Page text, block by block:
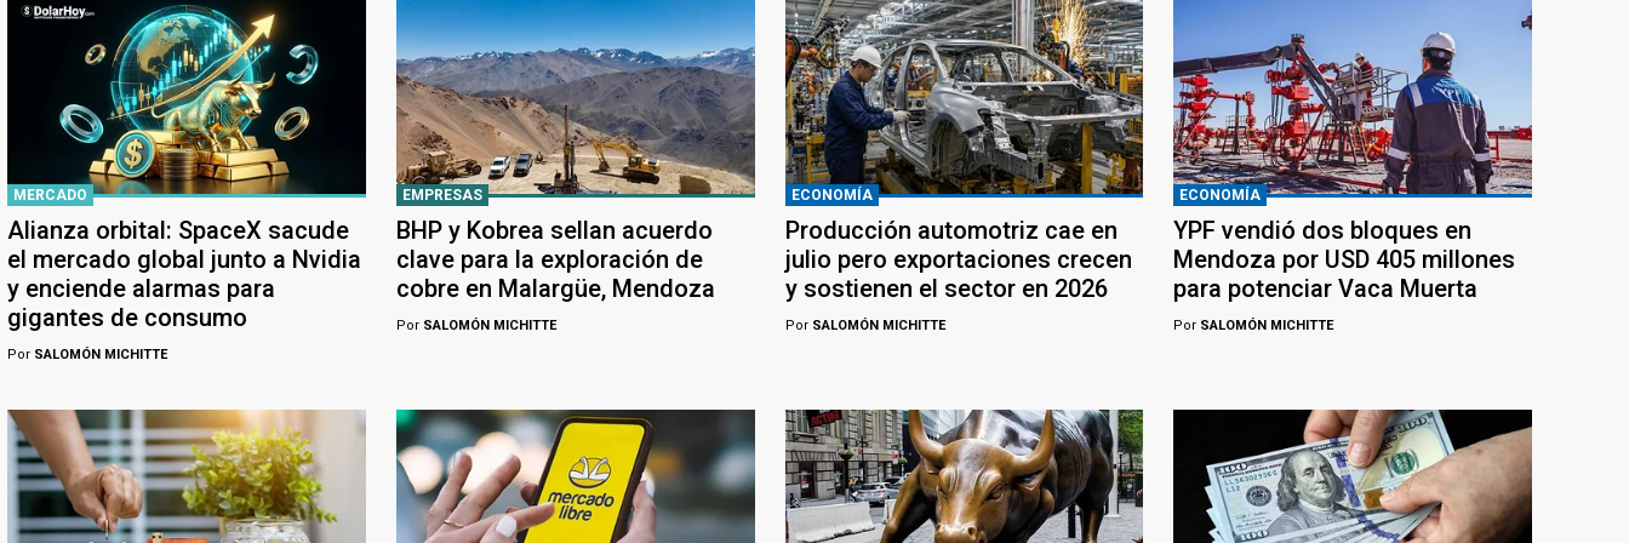
MERCADO
Alianza orbital: SpaceX sacude
el mercado global junto a Nvidia
y enciende alarmas para
gigantes de consumo
Por SALOMÓN MICHITTE
EMPRESAS
BHP y Kobrea sellan acuerdo
clave para la exploración de
cobre en Malargüe, Mendoza
PorSALOMÓN MICHITTE
ECONOMÍA
Producción automotriz cae en
julio pero exportaciones crecen
y sostienen el sector en 2026
PorSALOMÓN MICHITTE
ECONOMÍA
YPF vendió dos bloques en
Mendoza por USD 405 millones
para potenciar Vaca Muerta
Por SALOMÓN MICHITTE